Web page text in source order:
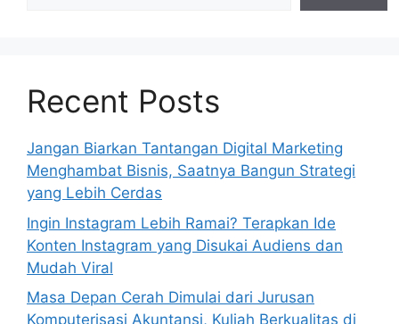
Recent Posts
Jangan Biarkan Tantangan Digital Marketing
Menghambat Bisnis, Saatnya Bangun Strategi
yang Lebih Cerdas
Ingin Instagram Lebih Ramai? Terapkan Ide
Konten Instagram yang Disukai Audiens dan
Mudah Viral
Masa Depan Cerah Dimulai dari Jurusan
Komputerisasi Akuntansi, Kuliah Berkualitas di